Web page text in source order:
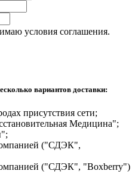
условия соглашения.
вариантов доставки:
присутствия сети;
Медицина";
("СДЭК",
("СДЭК", "Boxberry")